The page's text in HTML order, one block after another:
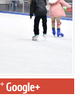
Google+